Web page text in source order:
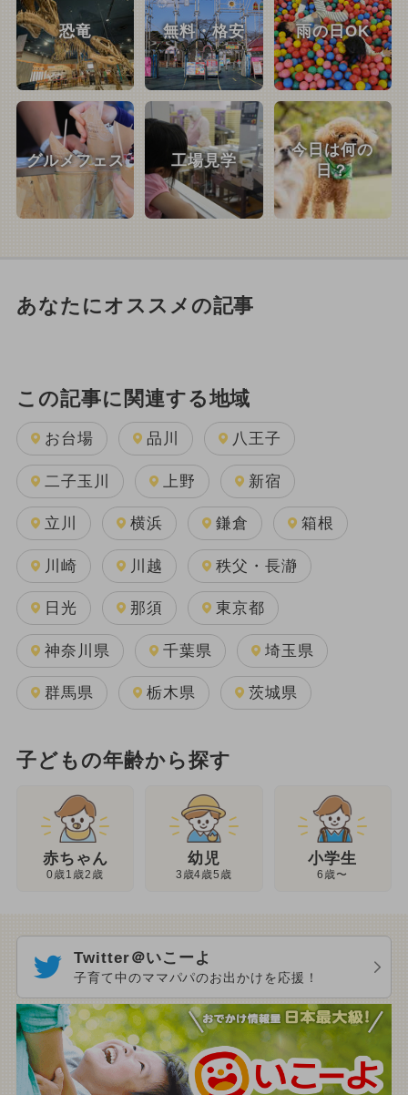
恐竜 無料・格安 雨の日OK
グルメフェス 工場見学
今日は何の
日？
あなたにオススメの記事
この記事に関連する地域
お台場 品川 八王子
二子玉川 上野 新宿
立川 横浜 鎌倉 箱根
川崎 川越 秩父・長瀞
日光 那須 東京都
神奈川県 千葉県 埼玉県
群馬県 栃木県 茨城県
子どもの年齢から探す
赤ちゃん
0歳1歳2歳
幼児
3歳4歳5歳
小学生
6歳〜
Twitter＠いこーよ
子育て中のママパパのお出かけを応援！